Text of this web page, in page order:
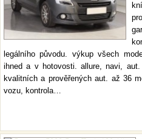
legálního původu. výkup všech
ihned a v hotovosti. allure, navi,
kvalitních a prověřených aut. až 36
vozu, kontrola…